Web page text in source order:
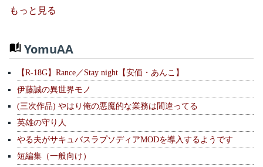
もっと見る
YomuAA
【R-18G】Rance／Stay night【安価・あんこ】
伊藤誠の異世界モノ
(三次作品) やはり俺の悪魔的な業務は間違ってる
英雄の守り人
やる夫がサキュバスラプソディアMODを導入するようです
短編集（一般向け）